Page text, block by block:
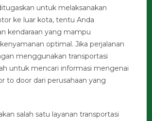
untuk melaksanakan
ke luar kota, tentu Anda
kendaraan yang mampu
optimal. Jika perjalanan
menggunakan transportasi
untuk mencari informasi mengenai
to door dari perusahaan yang
salah satu layanan transportasi